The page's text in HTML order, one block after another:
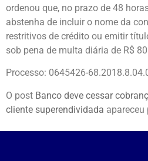
ordenou que, no prazo de 48
abstenha de incluir o nome da
restritivos de crédito ou emitir
sob pena de multa diária de R$
Processo: 0645426-
O post Banco deve cessar
cliente superendividada apareceu